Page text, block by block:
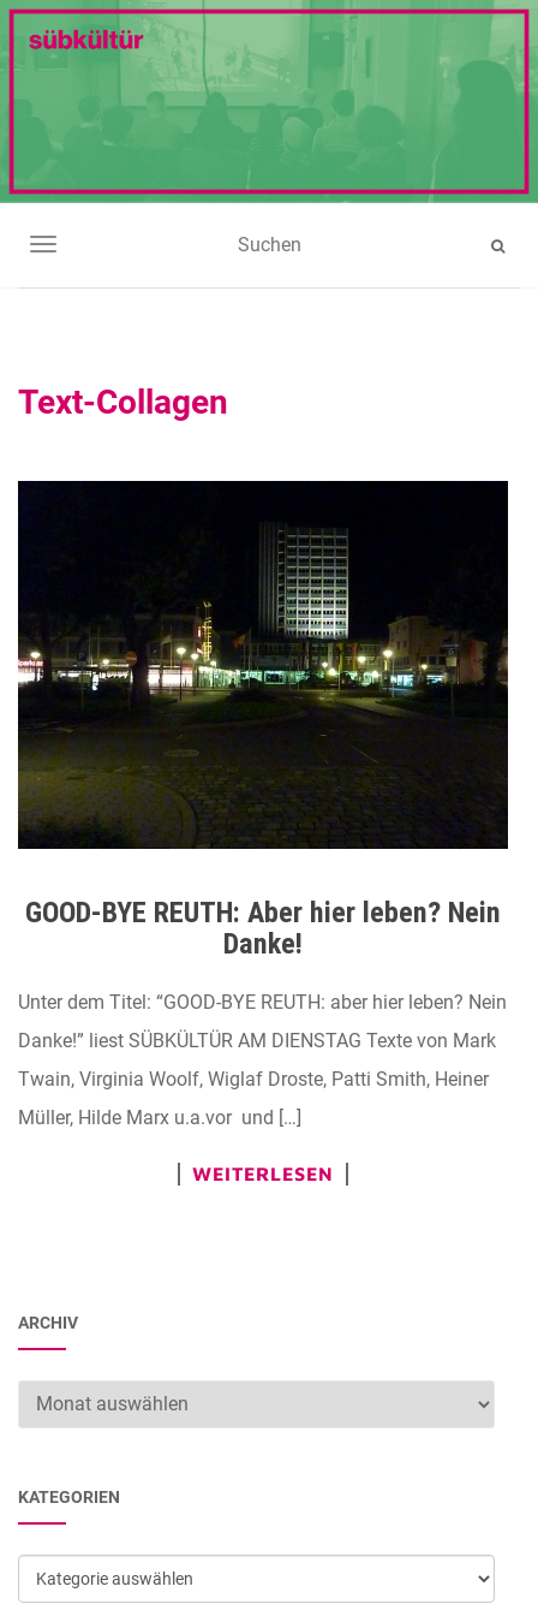
NAVIGATION UMSCHALTEN
Text-Collagen
GOOD-BYE REUTH: Aber hier leben? Nein
Danke!
Unter dem Titel: “GOOD-BYE REUTH: aber hier leben? Nein
Danke!” liest SÜBKÜLTÜR AM DIENSTAG Texte von Mark
Twain, Virginia Woolf, Wiglaf Droste, Patti Smith, Heiner
Müller, Hilde Marx u.a.vor und […]
WEITERLESEN
ARCHIV
Archiv
KATEGORIEN
Kategorien